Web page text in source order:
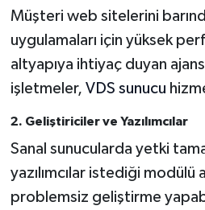
Müşteri web sitelerini
uygulamaları için yüksek
altyapıya ihtiyaç duyan
işletmeler, VDS sunucu
2. Geliştiriciler ve Yazılımcılar
Sanal sunucularda yetki
yazılımcılar istediği
problemsiz geliştirme